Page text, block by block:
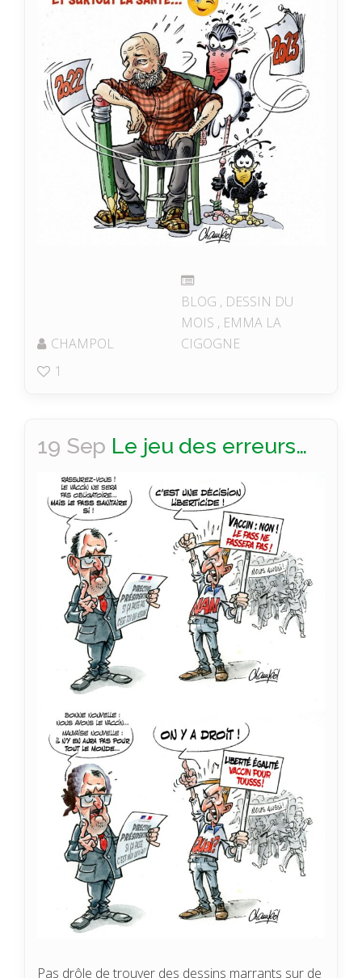
CHAMPOL
BLOG , DESSIN DU
MOIS , EMMA LA
CIGOGNE
1
19 Sep Le jeu des erreurs…
Pas drôle de trouver des dessins marrants sur de